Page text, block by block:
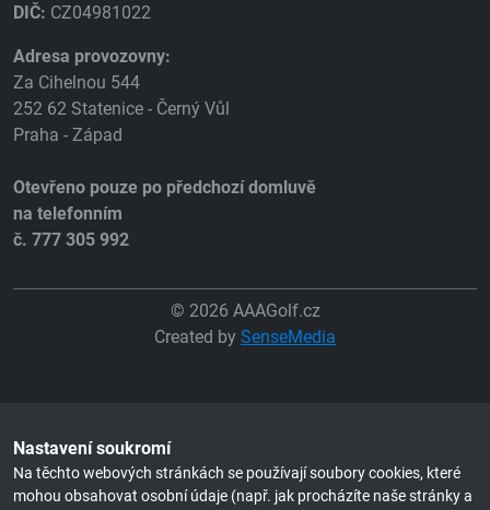
DIČ: CZ04981022
Adresa provozovny:
Za Cihelnou 544
252 62 Statenice - Černý Vůl
Praha - Západ
Otevřeno pouze po předchozí domluvě
na telefonním
č. 777 305 992
© 2026 AAAGolf.cz
Created by SenseMedia
Nastavení soukromí
Na těchto webových stránkách se používají soubory cookies, které
mohou obsahovat osobní údaje (např. jak procházíte naše stránky a